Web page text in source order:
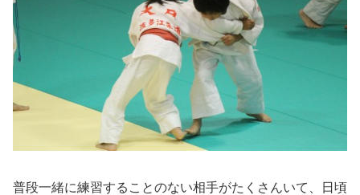
普段一緒に練習することのない相手がたくさんいて、日頃